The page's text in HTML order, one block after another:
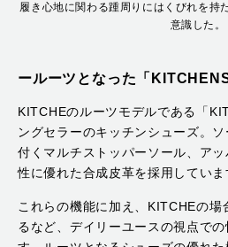
履き心地に関わる踵周りにはくびれを持
意識した。
ールーツとなった「
KITCHEのルーツモデルである「
ングセラーのキッチンシューズ。
付くマルチストッパーソール、ア
性に優れた合成皮革を採用していま
これらの機能に加え、KITCHEの場
るなど、デイリーユースの視点で